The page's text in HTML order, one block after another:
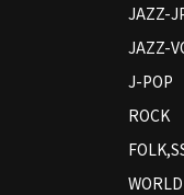
JAZZ-
JAZZ-
J-POP
ROCK
WORLD